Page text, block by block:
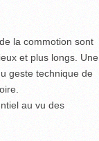
la commotion sont
et plus longs. Une
geste technique de
au vu des